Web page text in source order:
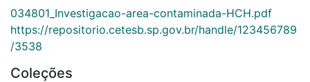
034801_Investigacao-area-contaminada-HCH.pdf
https://repositorio.cetesb.sp.gov.br/handle/123456789
/3538
Coleções